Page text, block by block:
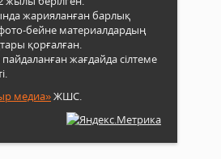
жарияланған барлық
бейне материалдардың
қорғалған.
жағдайда сілтеме
медиа»ЖШС.